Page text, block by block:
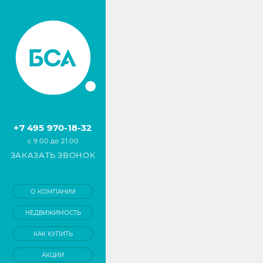
+7 495 970-18-32
с 9:00 до 21:00
ЗАКАЗАТЬ ЗВОНОК
О КОМПАНИИ
НЕДВИЖИМОСТЬ
КАК КУПИТЬ
АКЦИИ